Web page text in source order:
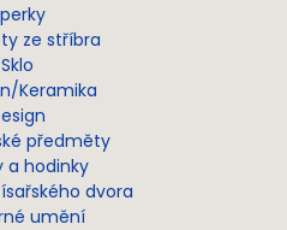
ze stříbra
Sklo
Keramika
předměty
a hodinky
dvora
umění